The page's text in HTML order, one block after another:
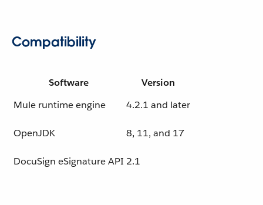
Compatibility
Software
Version
Mule runtime engine
4.2.1 and later
OpenJDK 8, 11, and 17
DocuSign eSignature API 2.1